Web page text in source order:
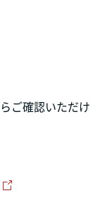
ご確認いただけ